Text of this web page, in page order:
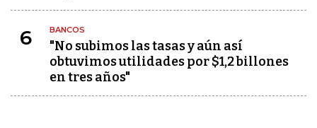
6 BANCOS
"No subimos las tasas y aún así
obtuvimos utilidades por $1,2 billones
en tres años"